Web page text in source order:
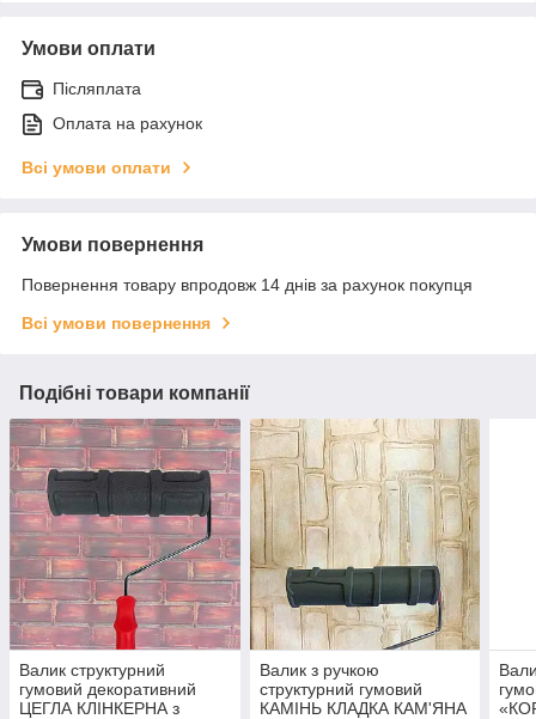
Умови оплати
Післяплата
Оплата на рахунок
Всі умови оплати
Умови повернення
Повернення товару впродовж 14 днів за рахунок покупця
Всі умови повернення
Подібні товари компанії
Валик структурний
гумовий декоративний
ЦЕГЛА КЛІНКЕРНА з
Валик з ручкою
структурний гумовий
КАМІНЬ КЛАДКА КАМ'ЯНА